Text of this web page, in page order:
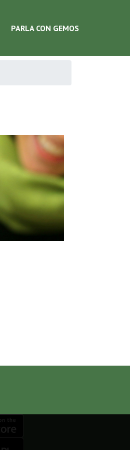
PARLA CON GEMOS